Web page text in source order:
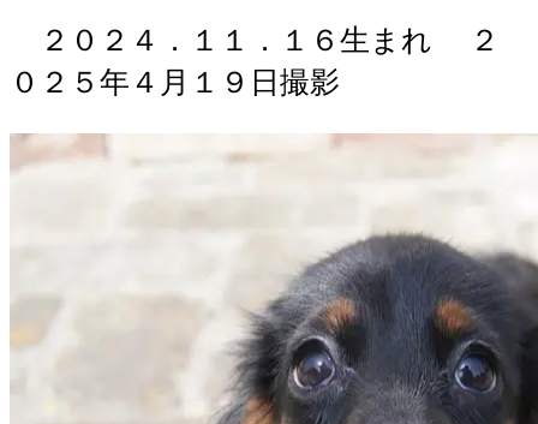
２０２４．１１．１６生まれ
２
０２５年４月１９日撮影